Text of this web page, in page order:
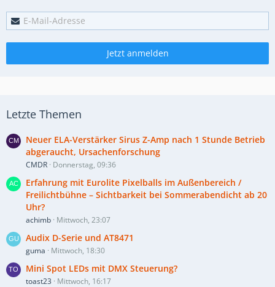
Jetzt anmelden
Letzte Themen
Neuer ELA-Verstärker Sirus Z-Amp nach 1 Stunde Betrieb
abgeraucht, Ursachenforschung
CMDR Donnerstag, 09:36
Erfahrung mit Eurolite Pixelballs im Außenbereich /
Freilichtbühne – Sichtbarkeit bei Sommerabendicht ab 20
Uhr?
achimb Mittwoch, 23:07
Audix D-Serie und AT8471
guma Mittwoch, 18:30
Mini Spot LEDs mit DMX Steuerung?
toast23 Mittwoch, 16:17